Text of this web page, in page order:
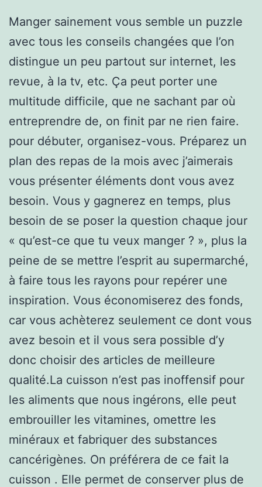
Manger sainement vous semble un puzzle
avec tous les conseils changées que l’on
distingue un peu partout sur internet, les
revue, à la tv, etc. Ça peut porter une
multitude difficile, que ne sachant par où
entreprendre de, on finit par ne rien faire.
pour débuter, organisez-vous. Préparez un
plan des repas de la mois avec j’aimerais
vous présenter éléments dont vous avez
besoin. Vous y gagnerez en temps, plus
besoin de se poser la question chaque jour
« qu’est-ce que tu veux manger ? », plus la
peine de se mettre l’esprit au supermarché,
à faire tous les rayons pour repérer une
inspiration. Vous économiserez des fonds,
car vous achèterez seulement ce dont vous
avez besoin et il vous sera possible d’y
donc choisir des articles de meilleure
qualité.La cuisson n’est pas inoffensif pour
les aliments que nous ingérons, elle peut
embrouiller les vitamines, omettre les
minéraux et fabriquer des substances
cancérigènes. On préférera de ce fait la
cuisson . Elle permet de conserver plus de